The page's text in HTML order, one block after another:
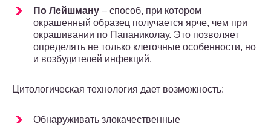
По Лейшману – способ, при котором
окрашенный образец получается ярче, чем при
окрашивании по Папаниколау. Это позволяет
определять не только клеточные особенности, но
и возбудителей инфекций.
Цитологическая технология дает возможность:
Обнаруживать злокачественные